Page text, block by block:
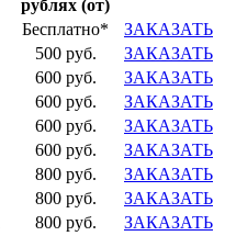
рублях (от)
Бесплатно*
ЗАКАЗАТЬ
500 руб.
ЗАКАЗАТЬ
600 руб.
ЗАКАЗАТЬ
600 руб.
ЗАКАЗАТЬ
600 руб.
ЗАКАЗАТЬ
600 руб.
ЗАКАЗАТЬ
800 руб.
ЗАКАЗАТЬ
800 руб.
ЗАКАЗАТЬ
800 руб.
ЗАКАЗАТЬ